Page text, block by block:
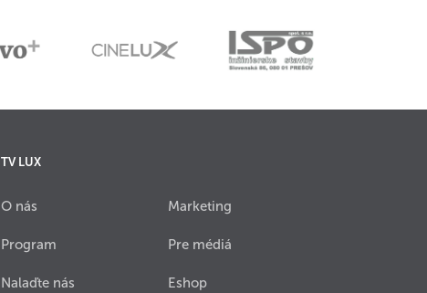
TV LUX
O nás
Program
Nalaďte nás
Marketing
Pre médiá
Eshop